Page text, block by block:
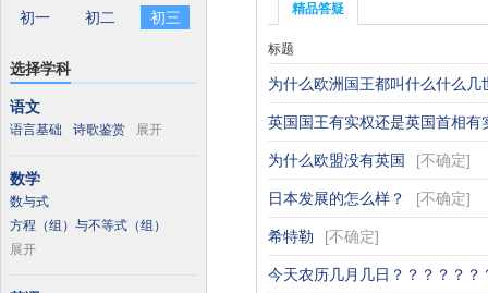
初一
初二 初三
选择学科
语文
语言基础 诗歌鉴赏 展开
数学
数与式
方程（组）与不等式（组）
展开
精品答疑
标题
为什么欧洲国王都叫什么什么几
英国国王有实权还是英国首相有
为什么欧盟没有英国 [不确定]
日本发展的怎么样？ [不确定]
希特勒 [不确定]
今天农历几月几日？？？？？？